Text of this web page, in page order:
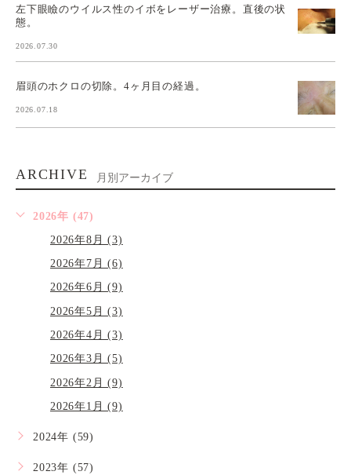
左下眼瞼のウイルス性のイボをレーザー治療。直後の状
態。
2026.07.30
眉頭のホクロの切除。4ヶ月目の経過。
2026.07.18
ARCHIVE 月別アーカイブ
2026年 (47)
2026年8月 (3)
2026年7月 (6)
2026年6月 (9)
2026年5月 (3)
2026年4月 (3)
2026年3月 (5)
2026年2月 (9)
2026年1月 (9)
2024年 (59)
2023年 (57)